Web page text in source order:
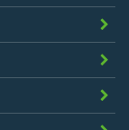
序良俗違
とがな
の運営
がないこ